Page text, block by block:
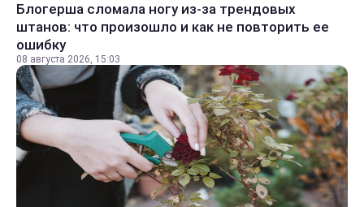
Блогерша сломала ногу из-за трендовых
штанов: что произошло и как не повторить ее
ошибку
08 августа 2026, 15:03